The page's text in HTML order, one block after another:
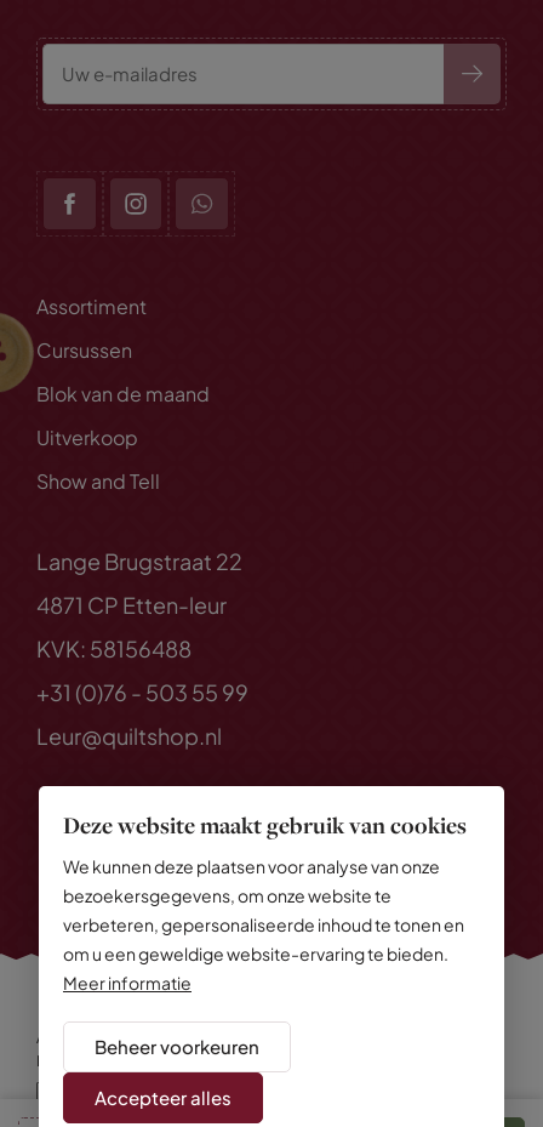
Deze website maakt gebruik van cookies
We kunnen deze plaatsen voor analyse van onze
bezoekersgegevens, om onze website te
verbeteren, gepersonaliseerde inhoud te tonen en
om u een geweldige website-ervaring te bieden.
Meer informatie
Beheer voorkeuren
Accepteer alles
Assortiment
Cursussen
Blok van de maand
Uitverkoop
Show and Tell
Lange Brugstraat 22
4871 CP Etten-leur
KVK: 58156488
+31 (0)76 - 503 55 99
Leur@quiltshop.nl
Alle rechten voorbehouden
Privacy Policy
Algemene voorwaarden